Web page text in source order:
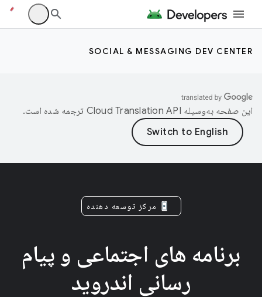
SOCIAL & MESSAGING DEV CENTER
این صفحه به‌وسیله ترجمه شده است.
مرکز توسعه دهنده
برنامه های اجتماعی و پیام
رسانی اندروید